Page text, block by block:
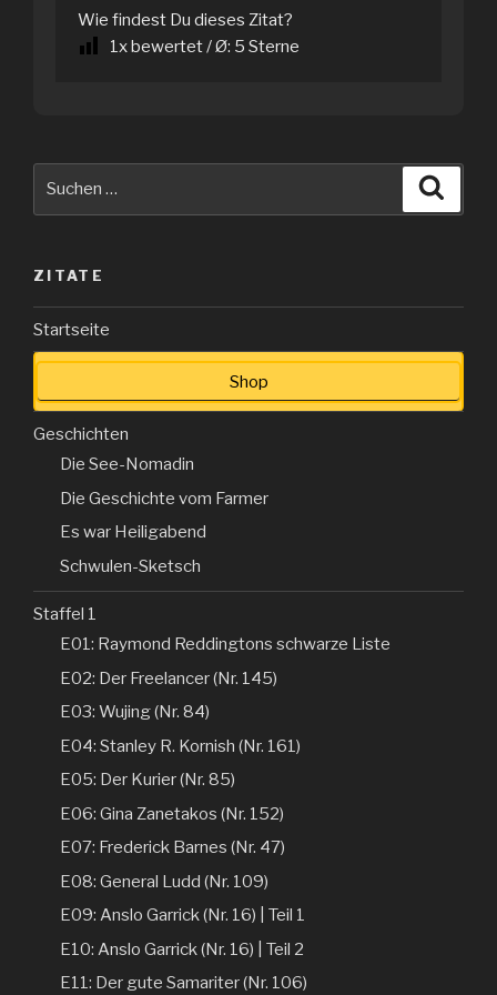
Wie findest Du dieses Zitat?
1x bewertet / Ø: 5 Sterne
ZITATE
Startseite
Shop
Geschichten
Die See-Nomadin
Die Geschichte vom Farmer
Es war Heiligabend
Schwulen-Sketsch
Staffel 1
E01: Raymond Reddingtons schwarze Liste
E02: Der Freelancer (Nr. 145)
E03: Wujing (Nr. 84)
E04: Stanley R. Kornish (Nr. 161)
E05: Der Kurier (Nr. 85)
E06: Gina Zanetakos (Nr. 152)
E07: Frederick Barnes (Nr. 47)
E08: General Ludd (Nr. 109)
E09: Anslo Garrick (Nr. 16) | Teil 1
E10: Anslo Garrick (Nr. 16) | Teil 2
E11: Der gute Samariter (Nr. 106)